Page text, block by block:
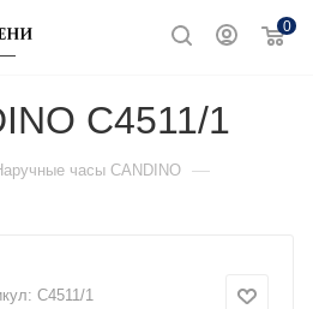
0
C4511/1
часы CANDINO —
C4511/1